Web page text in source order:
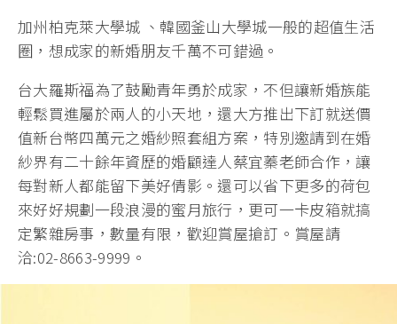
加州柏克萊大學城 、韓國釜山大學城一般的超值生活
圈，想成家的新婚朋友千萬不可錯過。
台大羅斯福為了鼓勵青年勇於成家，不但讓新婚族能
輕鬆買進屬於兩人的小天地，還大方推出下訂就送價
值新台幣四萬元之婚紗照套組方案，特別邀請到在婚
紗界有二十餘年資歷的婚顧達人蔡宜蓁老師合作，讓
每對新人都能留下美好倩影。還可以省下更多的荷包
來好好規劃一段浪漫的蜜月旅行，更可一卡皮箱就搞
定繁雜房事，數量有限，歡迎賞屋搶訂。賞屋請
洽:02-8663-9999。